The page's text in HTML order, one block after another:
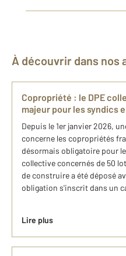
À découvrir dans
Copropriété : le DPE
majeur pour les syndics
Depuis le 1er janvier 2026,
concerne les copropriétés
désormais obligatoire pour
collective concernés de 50
de construire a été déposé
obligation s'inscrit dans un
Lire plus